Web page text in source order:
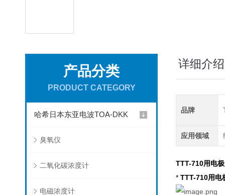
产品分类
PRODUCT CATEGORY
哈希日本东亚电波TOA-DKK
臭氧仪
二氧化碳浓度计
电磁浓度计
详细介绍
品牌
应用领域
TTT-710用电
* TTT-710用电